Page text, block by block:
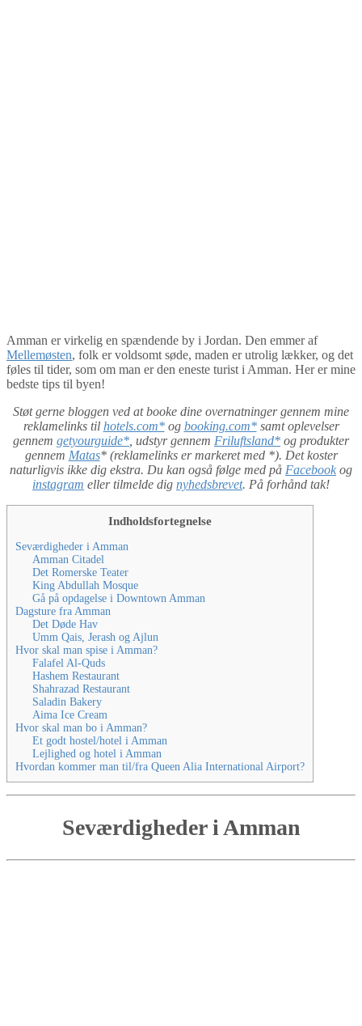
Amman er virkelig en spændende by i Jordan. Den emmer af
Mellemøsten, folk er voldsomt søde, maden er utrolig lækker, og det
føles til tider, som om man er den eneste turist i Amman. Her er mine
bedste tips til byen!
Støt gerne bloggen ved at booke dine overnatninger gennem mine
reklamelinks til hotels.com*og booking.com*samt oplevelser
gennem getyourguide* , udstyr gennem Friluftsland* og produkter
gennem Matas* (reklamelinks er markeret med *). Det koster
naturligvis ikke dig ekstra. Du kan også følge med på Facebook og
instagram eller tilmelde dig nyhedsbrevet. På forhånd tak!
Indholdsfortegnelse
Seværdigheder i Amman
Amman Citadel
Det Romerske Teater
King Abdullah Mosque
Gå på opdagelse i Downtown Amman
Dagsture fra Amman
Det Døde Hav
Umm Qais, Jerash og Ajlun
Hvor skal man spise i Amman?
Falafel Al-Quds
Hashem Restaurant
Shahrazad Restaurant
Saladin Bakery
Aima Ice Cream
Hvor skal man bo i Amman?
Et godt hostel/hotel i Amman
Lejlighed og hotel i Amman
Hvordan kommer man til/fra Queen Alia International Airport?
Seværdigheder i Amman